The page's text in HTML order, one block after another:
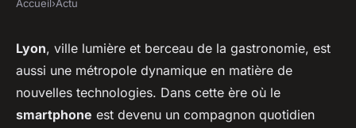
Service de réparation de
téléphones portables à Lyon
sébastien•13 décembre 2023• 2 min de lecture
Accueil›Actu
Lyon, ville lumière et berceau de la gastronomie, est
aussi une métropole dynamique en matière de
nouvelles technologies. Dans cette ère où le
smartphone est devenu un compagnon quotidien